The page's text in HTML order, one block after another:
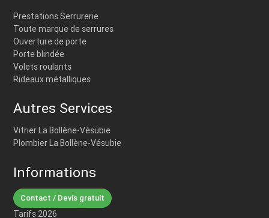
Prestations Serrurerie
Toute marque de serrures
Ouverture de porte
Porte blindée
Volets roulants
Rideaux métalliques
Autres Services
Vitrier La Bollène-Vésubie
Plombier La Bollène-Vésubie
Informations
Contact / Devis gratuit
Tarifs 2026